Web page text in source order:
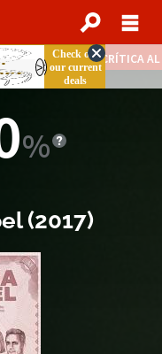
DESTACADAS CRÍTICA
(2017)